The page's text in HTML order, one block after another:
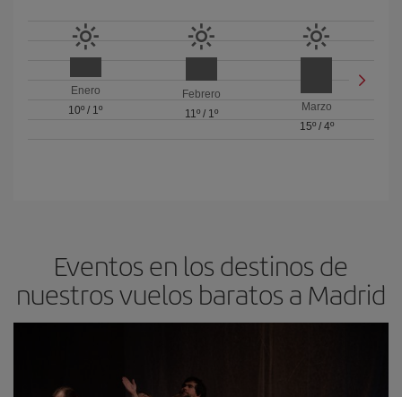
Enero
10º / 1º
Febrero
11º/ 1º
Marzo
15º/ 4º
Eventos en los destinos de
nuestros vuelos baratos a Madrid